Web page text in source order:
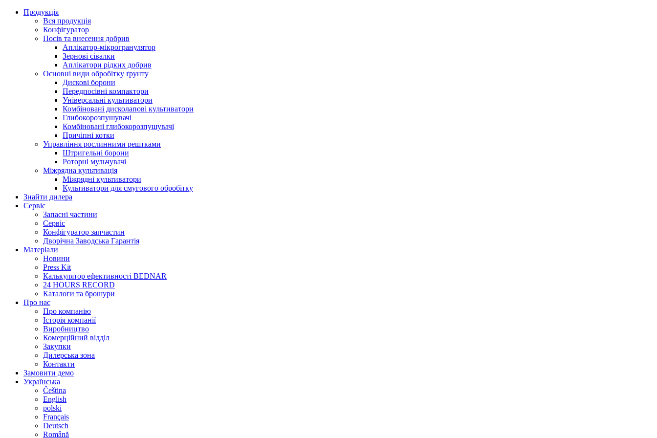
Продукція
Вся продукція
Конфігуратор
Посів та внесення добрив
Аплікатор-мікрогранулятор
Зернові сівалки
Аплікатори рідких добрив
Oсновні види обробітку ґрунту
Дискові борони
Передпосівні компактори
Універсальні культиватори
Комбіновані дисколапові культиватори
Глибокорозпушувачі
Комбіновані глибокорозпушувачі
Причіпні котки
Управління рослинними рештками
Штригельні борони
Pоторні мульчувачі
Міжрядна культивація
Міжрядні культиватори
Культиватори для смугового обробітку
Знайти дилера
Сервіс
Запасні частини
Сервіс
Конфігуратор запчастин
Дворічна Заводська Гарантія
Матеріали
Новини
Press Kit
Калькулятор ефективності BEDNAR
24 HOURS RECORD
Каталоги та брошури
Про нас
Про компанію
Історія компанії
Виробництво
Комерційний відділ
Закупки
Дилерська зона
Контакти
Замовити демо
Українська
Čeština
English
polski
Français
Deutsch
Română